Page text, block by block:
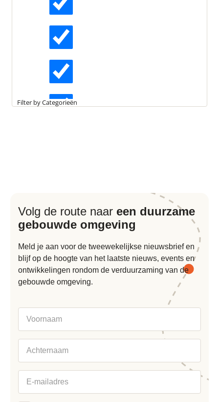
Filter by Categorieën
De groenregeling is een regeling voor groenbanken en -
fondsen waarmee zij een zogeheten groenverklaring
aan kunnen vragen.
Met de groenregeling is het mogelijk om duurzame projecten te
Volg de route naar een duurzame
gebouwde omgeving
Meld je aan voor de tweewekelijkse nieuwsbrief en
blijf op de hoogte van het laatste nieuws, events en
ontwikkelingen rondom de verduurzaming van de
gebouwde omgeving.
mailadres